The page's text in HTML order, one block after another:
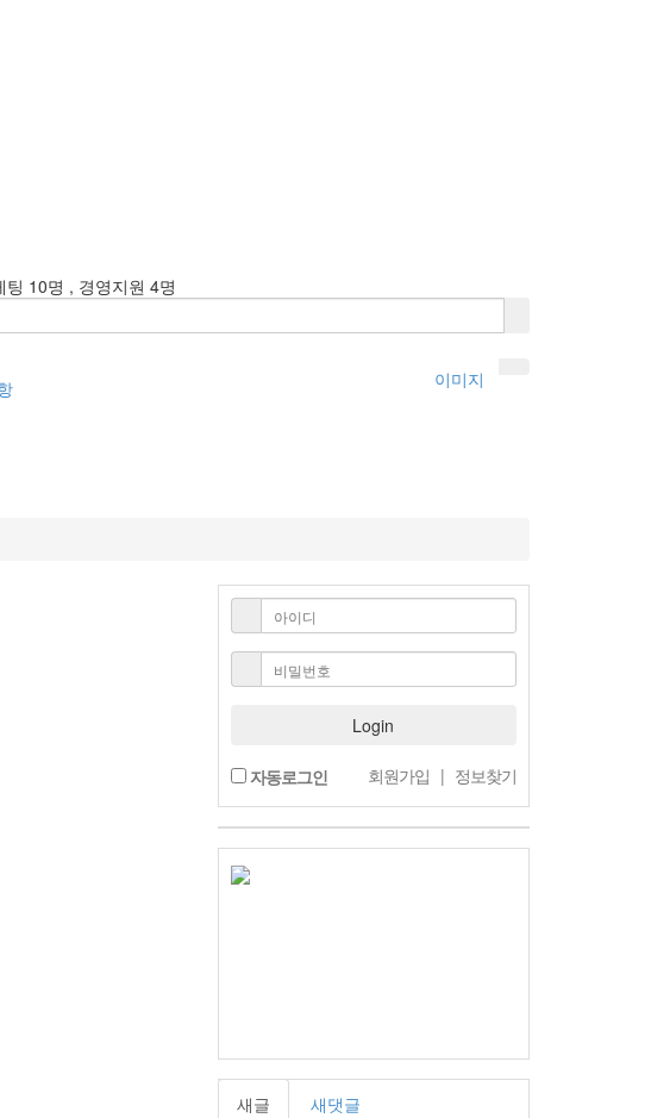
10명 , 경영지원 4명
이미지
Login
자동로그인 회원가입 | 정보찾기
새글 새댓글